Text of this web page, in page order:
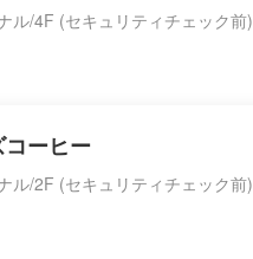
ル/4F (セキュリティチェック前)
コーヒー
ル/2F (セキュリティチェック前)